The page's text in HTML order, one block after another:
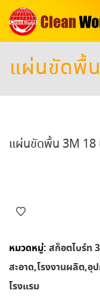
แผ่นขัดพื้
แผ่นขัดพื้น 3M 18
หมวดหมู่: สก็อตไบร์ท
สะอาด,โรงงานผลิต,
โรงแรม